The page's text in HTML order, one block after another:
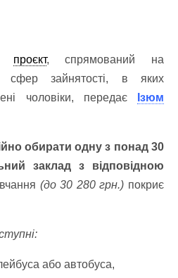
проєкт, спрямований на
сфер зайнятості, в яких
чоловіки, передає
Ізюм
обирати одну з понад 30
заклад з відповідною
(до 30 280 грн.) покриє
або автобуса,